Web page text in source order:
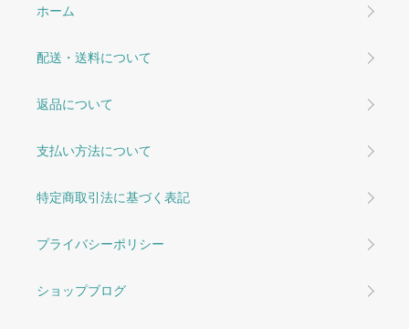
ホーム
配送・送料について
返品について
支払い方法について
特定商取引法に基づく表記
プライバシーポリシー
ショップブログ